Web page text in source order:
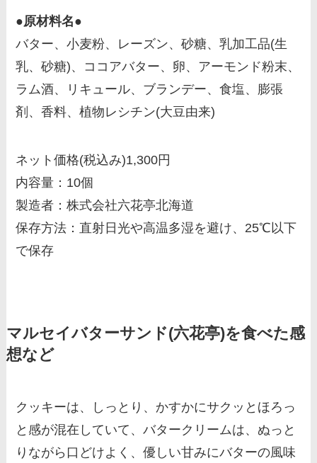
●原材料名●
バター、小麦粉、レーズン、砂糖、乳加工品(生
乳、砂糖)、ココアバター、卵、アーモンド粉末、
ラム酒、リキュール、ブランデー、食塩、膨張
剤、香料、植物レシチン(大豆由来)
ネット価格(税込み)1,300円
内容量：10個
製造者：株式会社六花亭北海道
保存方法：直射日光や高温多湿を避け、25℃以下
で保存
マルセイバターサンド(六花亭)を食べた感
想など
クッキーは、しっとり、かすかにサクッとほろっ
と感が混在していて、バタークリームは、ぬっと
りながら口どけよく、優しい甘みにバターの風味